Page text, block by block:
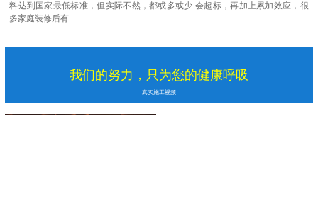
料达到国家最低标准，但实际不然，都或多或少 会超标，再加上累加效应，很
多家庭装修后有 ...